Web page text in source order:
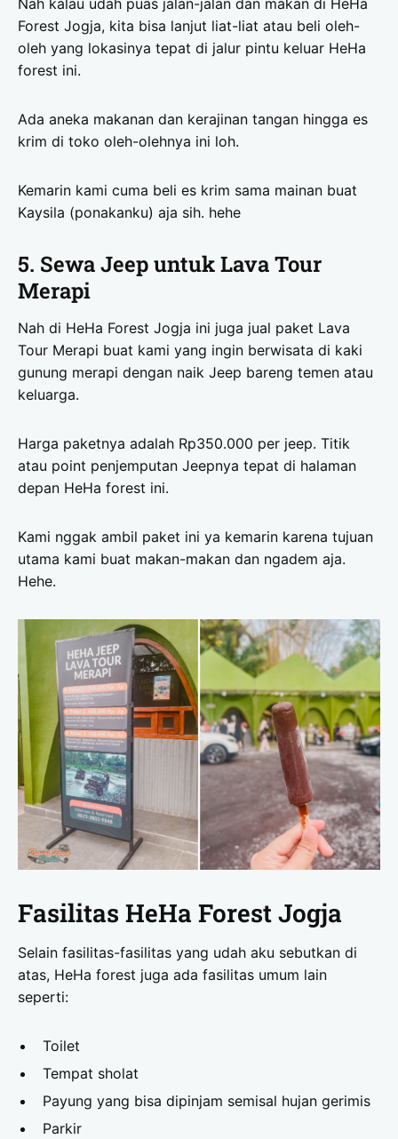
Forest Jogja, kita bisa lanjut liat-liat atau beli oleh-
oleh yang lokasinya tepat di jalur pintu keluar HeHa
forest ini.
Ada aneka makanan dan kerajinan tangan hingga es
krim di toko oleh-olehnya ini loh.
Kemarin kami cuma beli es krim sama mainan buat
Kaysila (ponakanku) aja sih. hehe
5. Sewa Jeep untuk Lava Tour
Merapi
Nah di HeHa Forest Jogja ini juga jual paket Lava
Tour Merapi buat kami yang ingin berwisata di kaki
gunung merapi dengan naik Jeep bareng temen atau
keluarga.
Harga paketnya adalah Rp350.000 per jeep. Titik
atau point penjemputan Jeepnya tepat di halaman
depan HeHa forest ini.
Kami nggak ambil paket ini ya kemarin karena tujuan
utama kami buat makan-makan dan ngadem aja.
Hehe.
Fasilitas HeHa Forest Jogja
Selain fasilitas-fasilitas yang udah aku sebutkan di
atas, HeHa forest juga ada fasilitas umum lain
seperti:
Toilet
Tempat sholat
Payung yang bisa dipinjam semisal hujan gerimis
Parkir